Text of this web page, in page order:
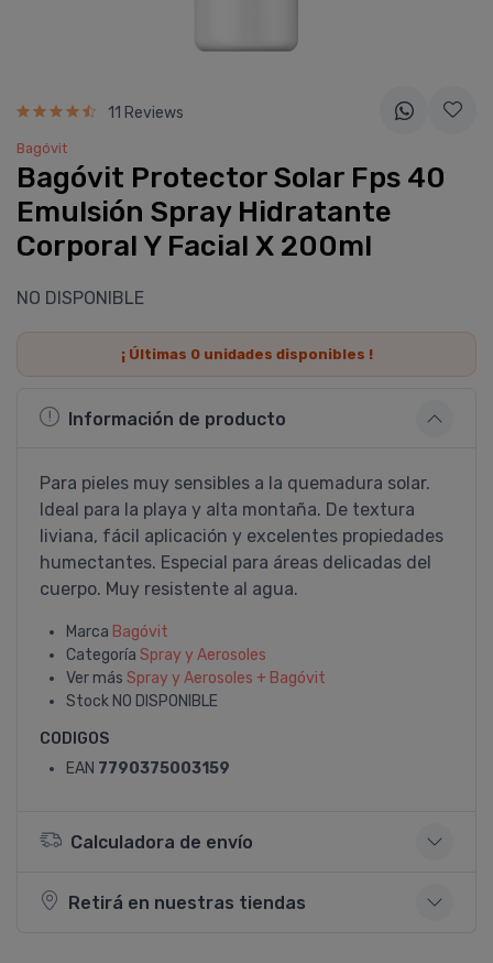
11 Reviews
Bagóvit
Bagóvit Protector Solar Fps 40
Emulsión Spray Hidratante
Corporal Y Facial X 200ml
NO DISPONIBLE
¡ Últimas 0unidades disponibles !
Información de producto
Para pieles muy sensibles a la quemadura solar.
Ideal para la playa y alta montaña. De textura
liviana, fácil aplicación y excelentes propiedades
humectantes. Especial para áreas delicadas del
cuerpo. Muy resistente al agua.
Marca Bagóvit
Categoría Spray y Aerosoles
Ver más Spray y Aerosoles + Bagóvit
Stock NO DISPONIBLE
CODIGOS
EAN 7790375003159
Calculadora de envío
Retirá en nuestras tiendas